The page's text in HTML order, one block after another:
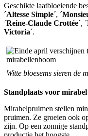
Geschikte laatbloeiende
´Altesse Simple´, ´
´Reine-Claude Crottée´, ´
Victoria´.
Witte bloesems sieren de
Standplaats voor
Mirabelpruimen stellen
pruimen. Ze groeien ook
zijn. Op een zonnige